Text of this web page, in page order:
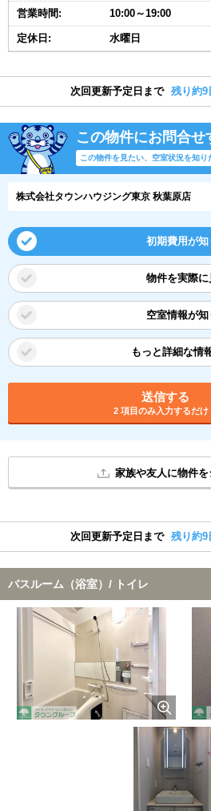
営業時間: 10:00～19:00
定休日: 水曜日
次回更新予定日まで 残り約9
この物件にお問合せ
この物件を見たい、空室状況を知り
株式会社タウンハウジング東京 秋葉原店
初期費用が知
物件を実際に
空室情報が
もっと詳細な情
送信する
2 項目のみ入力するだけ
家族や友人に物件を
次回更新予定日まで 残り約9
バスルーム（浴室）/ トイレ